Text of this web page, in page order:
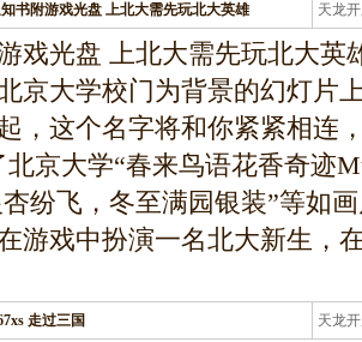
书附游戏光盘 上北大需先玩北大英雄 天龙
龙
戏光盘 上北大需先玩北大英
京大学校门为背景的幻灯片
，这个名字将和你紧紧相连
北京大学“春来鸟语花香奇迹
纷飞，冬至满园银装”等如
游戏中扮演一名北大新生，
走过三国 天龙